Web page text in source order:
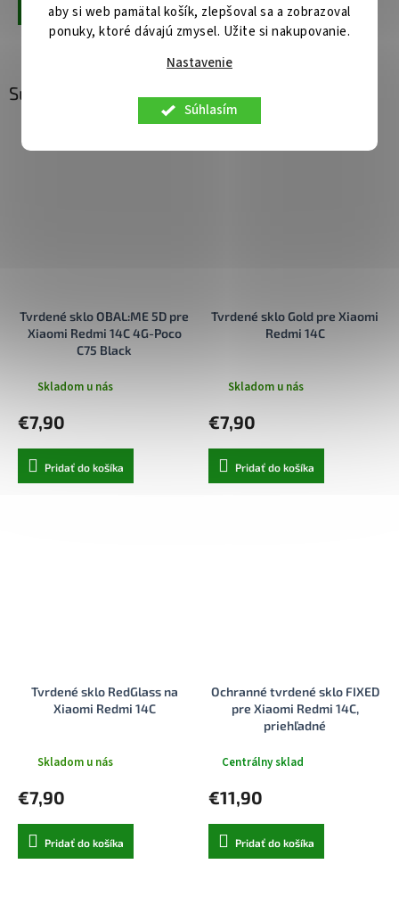
aby si web pamätal košík, zlepšoval sa a zobrazoval
ponuky, ktoré dávajú zmysel. Užite si nakupovanie.
Nastavenie
Súhlasím
Súvisiaci tovar
Tvrdené sklo OBAL:ME 5D pre
Xiaomi Redmi 14C 4G-Poco
C75 Black
Skladom u nás
€7,90
Pridať do košíka
Tvrdené sklo Gold pre Xiaomi
Redmi 14C
Skladom u nás
€7,90
Pridať do košíka
Tvrdené sklo RedGlass na
Xiaomi Redmi 14C
Skladom u nás
€7,90
Pridať do košíka
Ochranné tvrdené sklo FIXED
pre Xiaomi Redmi 14C,
priehľadné
Centrálny sklad
€11,90
Pridať do košíka
Pridať do košíka Pridať do košíka